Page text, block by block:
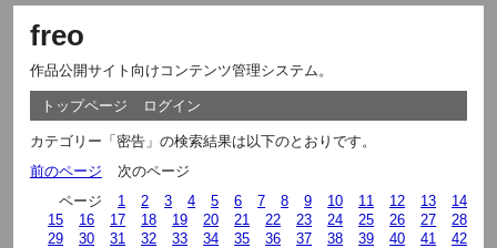
freo
作品公開サイト向けコンテンツ管理システム。
トップページ ログイン
カテゴリー「密告」の検索結果は以下のとおりです。
前のページ
次のページ
ページ
1 2 3 4 5 6 7 8 9 10 11 12 13
14
15
16 17 18 19 20 21 22 23 24 25 26 27
28
29
30 31 32 33 34 35 36 37 38 39 40 41
42